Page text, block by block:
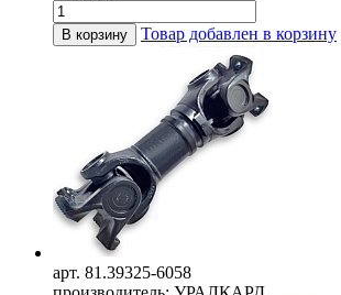
В корзину Товар добавлен в корзину
арт. 81.39325-6058